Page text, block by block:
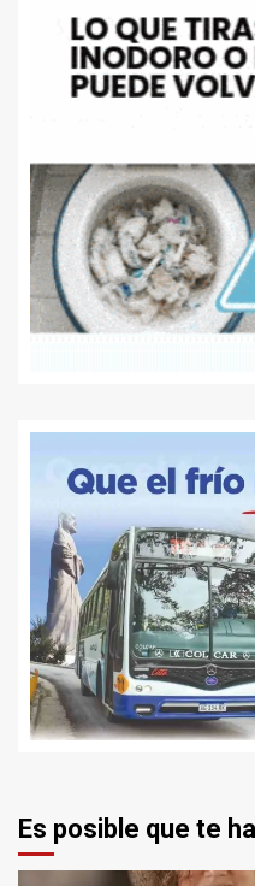
Es posible que te